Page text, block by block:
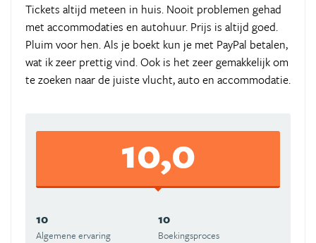
Tickets altijd meteen in huis. Nooit problemen gehad
met accommodaties en autohuur. Prijs is altijd goed.
Pluim voor hen. Als je boekt kun je met PayPal betalen,
wat ik zeer prettig vind. Ook is het zeer gemakkelijk om
te zoeken naar de juiste vlucht, auto en accommodatie.
10,0
10
Algemene ervaring
10
Boekingsproces